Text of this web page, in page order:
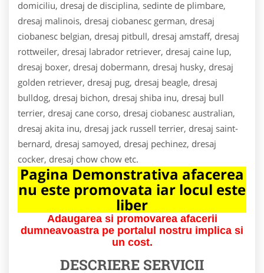
domiciliu, dresaj de disciplina, sedinte de plimbare,
dresaj malinois, dresaj ciobanesc german, dresaj
ciobanesc belgian, dresaj pitbull, dresaj amstaff, dresaj
rottweiler, dresaj labrador retriever, dresaj caine lup,
dresaj boxer, dresaj dobermann, dresaj husky, dresaj
golden retriever, dresaj pug, dresaj beagle, dresaj
bulldog, dresaj bichon, dresaj shiba inu, dresaj bull
terrier, dresaj cane corso, dresaj ciobanesc australian,
dresaj akita inu, dresaj jack russell terrier, dresaj saint-
bernard, dresaj samoyed, dresaj pechinez, dresaj
cocker, dresaj chow chow etc.
Pagina Demonstrativa afacerea
nu este promovata iar locul este
liber
Adaugarea si promovarea afacerii
dumneavoastra pe portalul nostru implica si
un cost.
DESCRIERE SERVICII